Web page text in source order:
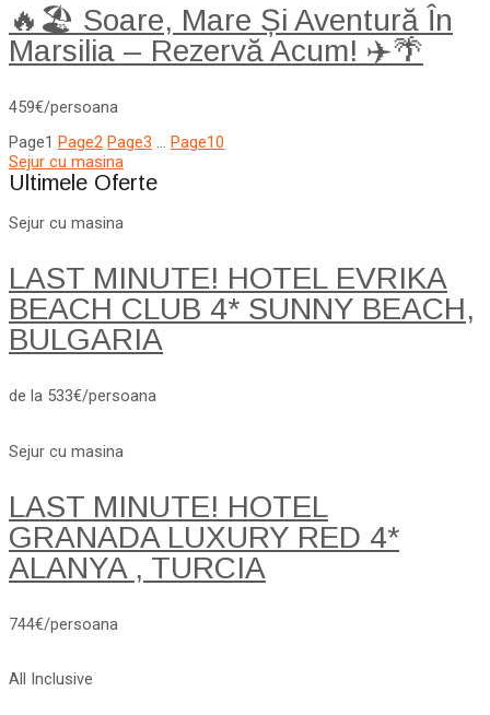
🔥🏖️ Soare, Mare Și Aventură În
Marsilia – Rezervă Acum! ✈️🌴
459€/persoana
Page1 Page2 Page3 … Page10
Sejur cu masina
Ultimele Oferte
Sejur cu masina
LAST MINUTE! HOTEL EVRIKA
BEACH CLUB 4* SUNNY BEACH,
BULGARIA
de la 533€/persoana
Sejur cu masina
LAST MINUTE! HOTEL
GRANADA LUXURY RED 4*
ALANYA , TURCIA
744€/persoana
All Inclusive